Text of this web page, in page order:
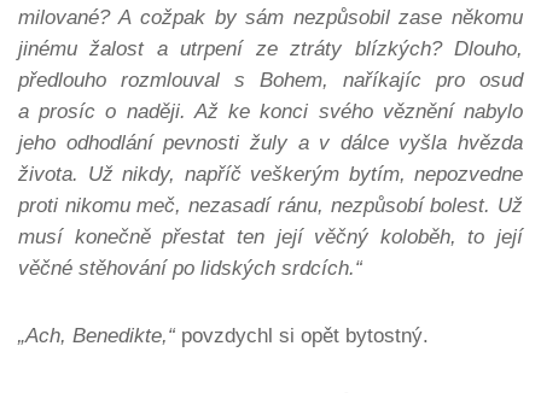
milované? A cožpak by sám nezpůsobil zase někomu
jinému žalost a utrpení ze ztráty blízkých? Dlouho,
předlouho rozmlouval s Bohem, naříkajíc pro osud
a prosíc o naději. Až ke konci svého věznění nabylo
jeho odhodlání pevnosti žuly a v dálce vyšla hvězda
života. Už nikdy, napříč veškerým bytím, nepozvedne
proti nikomu meč, nezasadí ránu, nezpůsobí bolest. Už
musí konečně přestat ten její věčný koloběh, to její
věčné stěhování po lidských srdcích.“
„Ach, Benedikte,“ povzdychl si opět bytostný.